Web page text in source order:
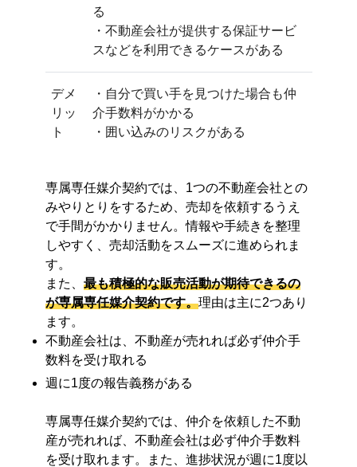
る
・不動産会社が提供する保証サービ
スなどを利用できるケースがある
デメ
リッ
ト
・自分で買い手を見つけた場合も仲
介手数料がかかる
・囲い込みのリスクがある
専属専任媒介契約では、1つの不動産会社との
みやりとりをするため、売却を依頼するうえ
で手間がかかりません。情報や手続きを整理
しやすく、売却活動をスムーズに進められま
す。
また、 最も積極的な販売活動が期待できるの
が専属専任媒介契約です。理由は主に2つあり
ます。
不動産会社は、不動産が売れれば必ず仲介手
数料を受け取れる
週に1度の報告義務がある
専属専任媒介契約では、仲介を依頼した不動
産が売れれば、不動産会社は必ず仲介手数料
を受け取れます。また、進捗状況が週に1度以